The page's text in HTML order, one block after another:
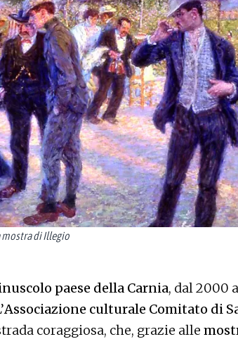
mostra di Illegio
paese della Carnia, dal 2000
Associazione culturale Comitato di
coraggiosa, che, grazie alle